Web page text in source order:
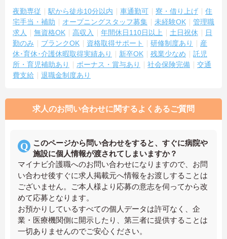
夜勤専従 駅から徒歩10分以内 車通勤可 寮・借り上げ
住
宅手当・補助
オープニングスタッフ募集 未経験OK
管理職
求人
無資格OK 高収入 年間休日110日以上 土日祝休
日
勤のみ
ブランクOK 資格取得サポート 研修制度あり
産
休･育休･介護休暇取得実績あり
新卒OK 残業少なめ
託児
所・育児補助あり
ボーナス・賞与あり 社会保険完備
交通
費支給
退職金制度あり
求人のお問い合わせに関するよくあるご質問
このページから問い合わせをすると、すぐに病院や
施設に個人情報が渡されてしまいますか？
マイナビ介護職へのお問い合わせになりますので、お問
い合わせ後すぐに求人掲載元へ情報をお渡しすることは
ございません。ご本人様より応募の意志を伺ってから改
めて応募となります。
お預かりしているすべての個人データは許可なく、企
業・医療機関側に開示したり、第三者に提供することは
一切ありませんのでご安心ください。